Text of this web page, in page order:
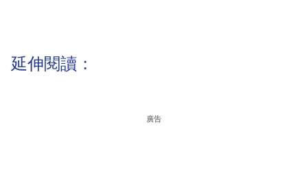
延伸閱讀：
廣告